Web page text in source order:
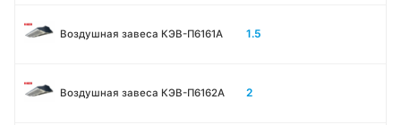
Воздушная завеса КЭВ-П6161А 1.5
Воздушная завеса КЭВ-П6162А 2